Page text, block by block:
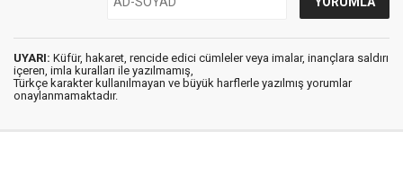
UYARI: Küfür, hakaret, rencide edici cümleler veya imalar, inançlara saldırı
içeren, imla kuralları ile yazılmamış,
Türkçe karakter kullanılmayan ve büyük harflerle yazılmış yorumlar
onaylanmamaktadır.